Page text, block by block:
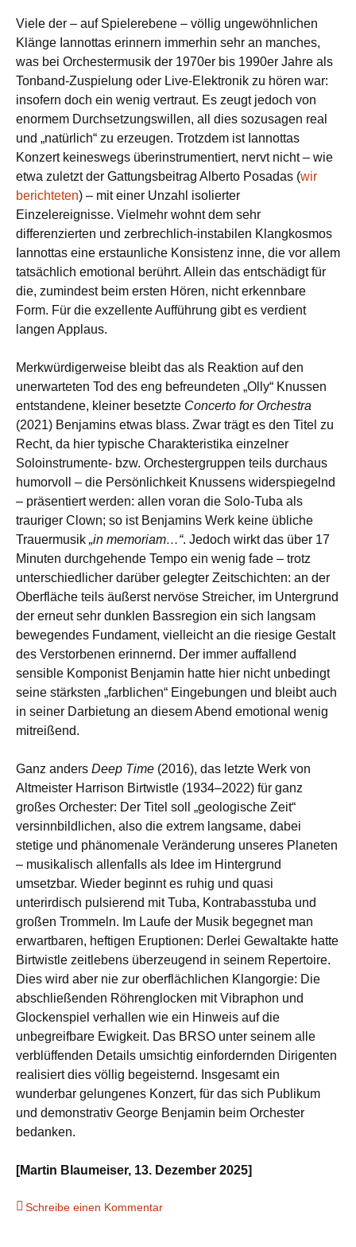
Viele der – auf Spielerebene – völlig ungewöhnlichen
Klänge Iannottas erinnern immerhin sehr an manches,
was bei Orchestermusik der 1970er bis 1990er Jahre als
Tonband-Zuspielung oder Live-Elektronik zu hören war:
insofern doch ein wenig vertraut. Es zeugt jedoch von
enormem Durchsetzungswillen, all dies sozusagen real
und „natürlich“ zu erzeugen. Trotzdem ist Iannottas
Konzert keineswegs überinstrumentiert, nervt nicht – wie
etwa zuletzt der Gattungsbeitrag Alberto Posadas (wir
berichteten) – mit einer Unzahl isolierter
Einzelereignisse. Vielmehr wohnt dem sehr
differenzierten und zerbrechlich-instabilen Klangkosmos
Iannottas eine erstaunliche Konsistenz inne, die vor allem
tatsächlich emotional berührt. Allein das entschädigt für
die, zumindest beim ersten Hören, nicht erkennbare
Form. Für die exzellente Aufführung gibt es verdient
langen Applaus.
Merkwürdigerweise bleibt das als Reaktion auf den
unerwarteten Tod des eng befreundeten „Olly“ Knussen
entstandene, kleiner besetzte Concerto for Orchestra
(2021) Benjamins etwas blass. Zwar trägt es den Titel zu
Recht, da hier typische Charakteristika einzelner
Soloinstrumente- bzw. Orchestergruppen teils durchaus
humorvoll – die Persönlichkeit Knussens widerspiegelnd
– präsentiert werden: allen voran die Solo-Tuba als
trauriger Clown; so ist Benjamins Werk keine übliche
Trauermusik „in memoriam…“. Jedoch wirkt das über 17
Minuten durchgehende Tempo ein wenig fade – trotz
unterschiedlicher darüber gelegter Zeitschichten: an der
Oberfläche teils äußerst nervöse Streicher, im Untergrund
der erneut sehr dunklen Bassregion ein sich langsam
bewegendes Fundament, vielleicht an die riesige Gestalt
des Verstorbenen erinnernd. Der immer auffallend
sensible Komponist Benjamin hatte hier nicht unbedingt
seine stärksten „farblichen“ Eingebungen und bleibt auch
in seiner Darbietung an diesem Abend emotional wenig
mitreißend.
Ganz anders Deep Time (2016), das letzte Werk von
Altmeister Harrison Birtwistle (1934–2022) für ganz
großes Orchester: Der Titel soll „geologische Zeit“
versinnbildlichen, also die extrem langsame, dabei
stetige und phänomenale Veränderung unseres Planeten
– musikalisch allenfalls als Idee im Hintergrund
umsetzbar. Wieder beginnt es ruhig und quasi
unterirdisch pulsierend mit Tuba, Kontrabasstuba und
großen Trommeln. Im Laufe der Musik begegnet man
erwartbaren, heftigen Eruptionen: Derlei Gewaltakte hatte
Birtwistle zeitlebens überzeugend in seinem Repertoire.
Dies wird aber nie zur oberflächlichen Klangorgie: Die
abschließenden Röhrenglocken mit Vibraphon und
Glockenspiel verhallen wie ein Hinweis auf die
unbegreifbare Ewigkeit. Das BRSO unter seinem alle
verblüffenden Details umsichtig einfordernden Dirigenten
realisiert dies völlig begeisternd. Insgesamt ein
wunderbar gelungenes Konzert, für das sich Publikum
und demonstrativ George Benjamin beim Orchester
bedanken.
[Martin Blaumeiser, 13. Dezember 2025]
Schreibe einen Kommentar